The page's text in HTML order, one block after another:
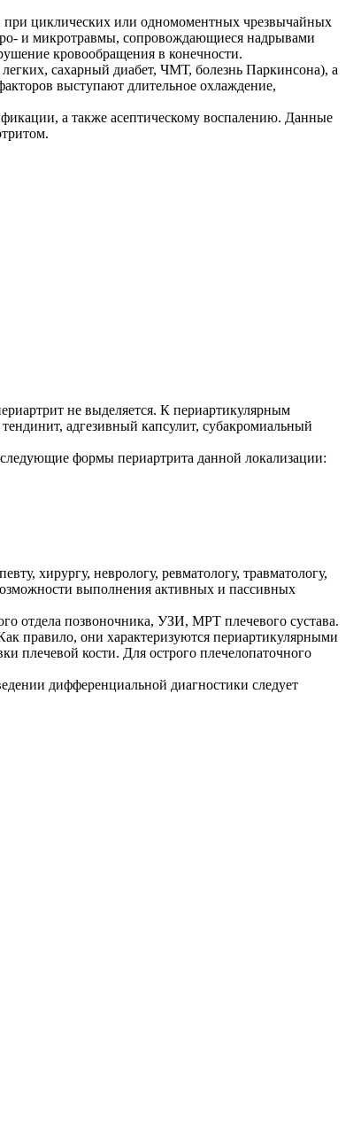
при циклических или одномоментных чрезвычайных
и микротравмы, сопровождающиеся надрывами
кровообращения в конечности.
сахарный диабет, ЧМТ, болезнь Паркинсона), а
выступают длительное охлаждение,
а также асептическому воспалению. Данные
не выделяется. К периартикулярным
адгезивный капсулит, субакромиальный
формы периартрита данной локализации:
хирургу, неврологу, ревматологу, травматологу,
выполнения активных и пассивных
отдела позвоночника, УЗИ, МРТ плечевого сустава.
правило, они характеризуются периартикулярными
плечевой кости. Для острого плечелопаточного
дифференциальной диагностики следует